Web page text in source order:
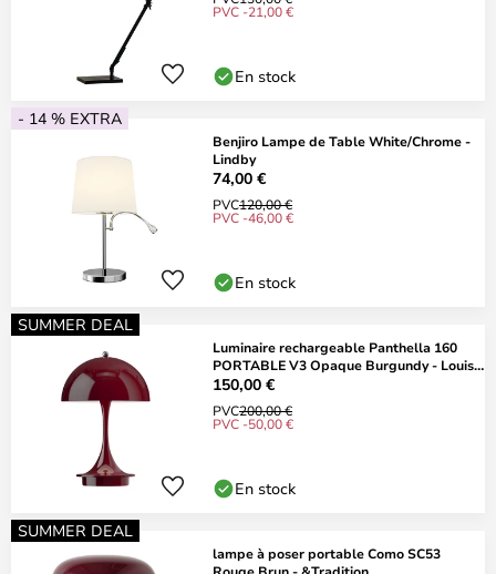
PVC -21,00 €
En stock
- 14 % EXTRA
Benjiro Lampe de Table White/Chrome -
Lindby
74,00 €
PVC120,00 €
PVC -46,00 €
En stock
SUMMER DEAL
Luminaire rechargeable Panthella 160
PORTABLE V3 Opaque Burgundy - Louis
Poulsen
150,00 €
PVC200,00 €
PVC -50,00 €
En stock
SUMMER DEAL
lampe à poser portable Como SC53